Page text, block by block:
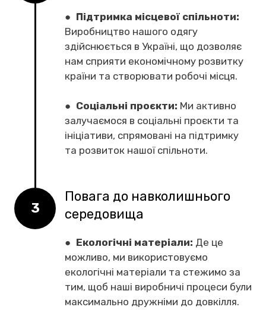
● Підтримка місцевої спільноти:
Виробництво нашого одягу
здійснюється в Україні, що дозволяє
нам сприяти економічному розвитку
країни та створювати робочі місця.
● Соціальні проєкти: Ми активно
залучаємося в соціальні проєкти та
ініціативи, спрямовані на підтримку
та розвиток нашої спільноти.
3
Повага до навколишнього
середовища
● Екологічні матеріали: Де це
можливо, ми використовуємо
екологічні матеріали та стежимо за
тим, щоб наші виробничі процеси були
максимально дружніми до довкілля.